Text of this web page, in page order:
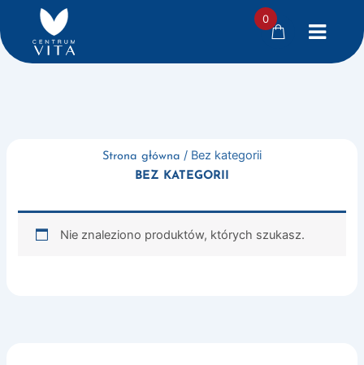
Strona główna / Bez kategorii
BEZ KATEGORII
Nie znaleziono produktów, których szukasz.
0